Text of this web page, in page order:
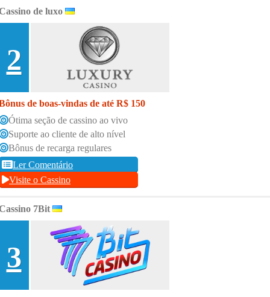
de luxo
2
de boas-vindas de até R$ 150
Ótima seção de cassino ao vivo
Suporte ao cliente de alto nível
Bônus de recarga regulares
Ler Comentário
Visite o Cassino
7Bit
3